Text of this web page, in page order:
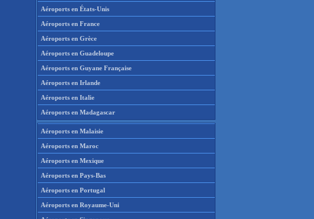
Aéroports en États-Unis
Aéroports en France
Aéroports en Grèce
Aéroports en Guadeloupe
Aéroports en Guyane Française
Aéroports en Irlande
Aéroports en Italie
Aéroports en Madagascar
Aéroports en Malaisie
Aéroports en Maroc
Aéroports en Mexique
Aéroports en Pays-Bas
Aéroports en Portugal
Aéroports en Royaume-Uni